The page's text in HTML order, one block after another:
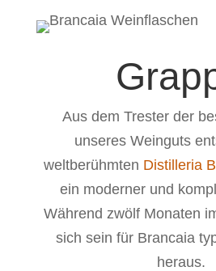
Aus dem Trester der
unseres Weinguts
weltberühmten Distilleria
ein moderner und
Während zwölf Monaten
sich sein für Brancaia
heraus.